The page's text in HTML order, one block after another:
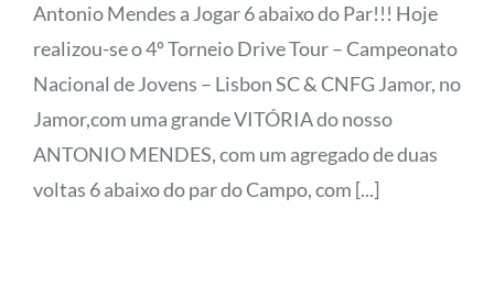
Antonio Mendes a Jogar 6 abaixo do Par!!! Hoje
realizou-se o 4º Torneio Drive Tour – Campeonato
Nacional de Jovens – Lisbon SC & CNFG Jamor, no
Jamor,com uma grande VITÓRIA do nosso
ANTONIO MENDES, com um agregado de duas
voltas 6 abaixo do par do Campo, com [...]